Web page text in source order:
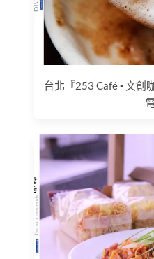
台北『253 Café ▪ 文創